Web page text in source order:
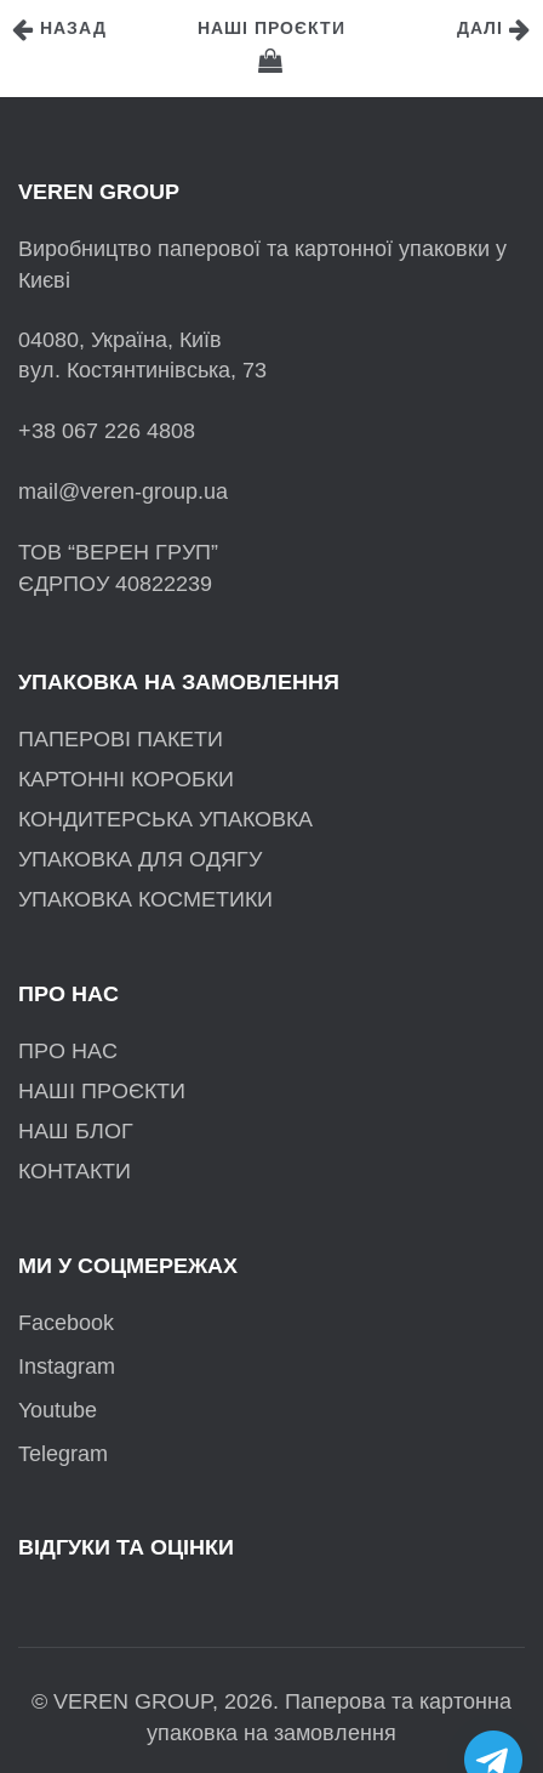
НАЗАД НАШІ ПРОЄКТИ ДАЛІ
VEREN GROUP
Виробництво паперової та картонної упаковки у
Києві
04080, Україна, Київ
вул. Костянтинівська, 73
+38 067 226 4808
mail@veren-group.ua
ТОВ “ВЕРЕН ГРУП”
ЄДРПОУ 40822239
УПАКОВКА НА ЗАМОВЛЕННЯ
ПАПЕРОВІ ПАКЕТИ
КАРТОННІ КОРОБКИ
КОНДИТЕРСЬКА УПАКОВКА
УПАКОВКА ДЛЯ ОДЯГУ
УПАКОВКА КОСМЕТИКИ
ПРО НАС
ПРО НАС
НАШІ ПРОЄКТИ
НАШ БЛОГ
КОНТАКТИ
МИ У СОЦМЕРЕЖАХ
Facebook
Instagram
Youtube
Telegram
ВІДГУКИ ТА ОЦІНКИ
© VEREN GROUP, 2026. Паперова та картонна
упаковка на замовлення